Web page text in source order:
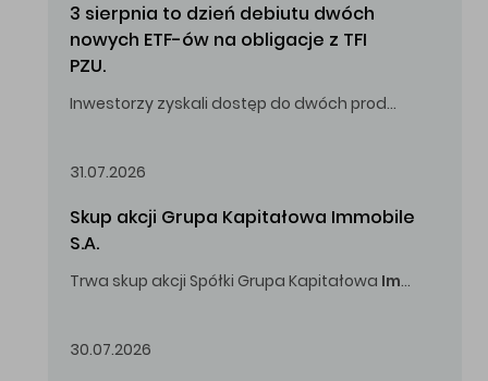
3 sierpnia to dzień debiutu dwóch
nowych ETF-ów na obligacje z TFI
PZU.
Inwestorzy zyskali dostęp do dwóch produktów umożliwiających inwestowanie w obligacje skarbowe.
31.07.2026
Skup akcji Grupa Kapitałowa Immobile
S.A.
Trwa skup akcji Spółki Grupa Kapitałowa Immobile
30.07.2026